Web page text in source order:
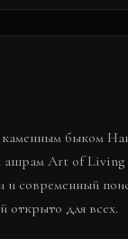
каменным быком
Art of Living
и современный
открыто для всех.